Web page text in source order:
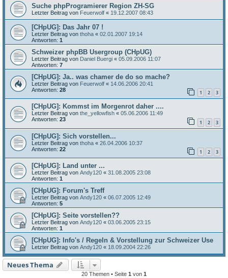
Suche phpProgramierer Region ZH-SG
Letzter Beitrag von Feuerwolf « 19.12.2007 08:43
[CHpUG]: Das Jahr 07 !
Letzter Beitrag von thoha « 02.01.2007 19:14
Antworten: 1
Schweizer phpBB Usergroup (CHpUG)
Letzter Beitrag von Daniel Buergi « 05.09.2006 11:07
Antworten: 7
[CHpUG]: Ja.. was chamer de do so mache?
Letzter Beitrag von Feuerwolf « 14.06.2006 20:41
Antworten: 28 1 2 3
[CHpUG]: Kommst im Morgenrot daher ....
Letzter Beitrag von the_yellowfish « 05.06.2006 11:49
Antworten: 23 1 2 3
[CHpUG]: Sich vorstellen...
Letzter Beitrag von thoha « 26.04.2006 10:37
Antworten: 22 1 2 3
[CHpUG]: Land unter ...
Letzter Beitrag von Andy120 « 31.08.2005 23:08
Antworten: 1
[CHpUG]: Forum's Treff
Letzter Beitrag von Andy120 « 06.07.2005 12:49
Antworten: 5
[CHpUG]: Seite vorstellen??
Letzter Beitrag von Andy120 « 03.06.2005 23:15
Antworten: 1
[CHpUG]: Info's / Regeln & Vorstellung zur Schweizer Use
Letzter Beitrag von Andy120 « 18.09.2004 22:26
Neues Thema
20 Themen • Seite 1 von 1